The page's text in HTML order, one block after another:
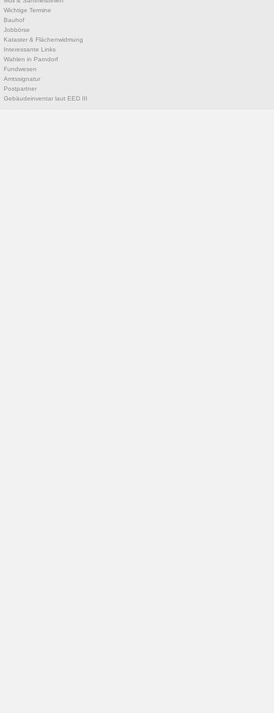
Wichtige Termine
Bauhof
Jobbörse
Kataster & Flächenwidmung
Interessante Links
Wahlen in Parndorf
Fundwesen
Amtssignatur
Postpartner
Gebäudeinventar laut EED III